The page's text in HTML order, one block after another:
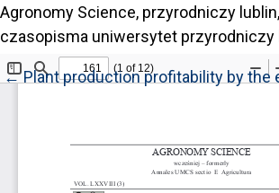
Agronomy Science, przyrodniczy
czasopisma uniwersytet przyrodniczy
←Return to Article Details
Plant production profitability by the